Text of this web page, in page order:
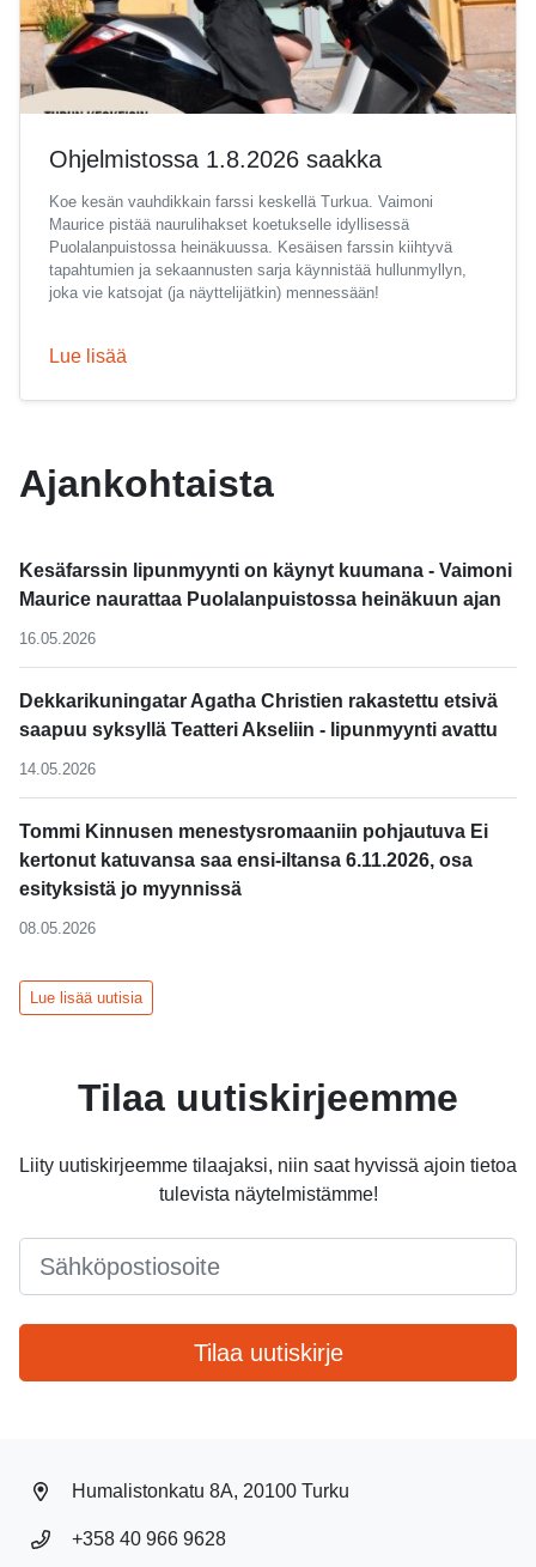
Ajankohtaista
Kesäfarssin lipunmyynti on käynyt kuumana - Vaimoni
Maurice naurattaa Puolalanpuistossa heinäkuun ajan
16.05.2026
Dekkarikuningatar Agatha Christien rakastettu etsivä
saapuu syksyllä Teatteri Akseliin - lipunmyynti avattu
14.05.2026
Tommi Kinnusen menestysromaaniin pohjautuva Ei
kertonut katuvansa saa ensi-iltansa 6.11.2026, osa
esityksistä jo myynnissä
08.05.2026
Lue lisää uutisia
Ohjelmistossa 1.8.2026 saakka
Koe kesän vauhdikkain farssi keskellä Turkua. Vaimoni
Maurice pistää naurulihakset koetukselle idyllisessä
Puolalanpuistossa heinäkuussa. Kesäisen farssin kiihtyvä
tapahtumien ja sekaannusten sarja käynnistää hullunmyllyn,
joka vie katsojat (ja näyttelijätkin) mennessään!
Lue lisää
Tilaa uutiskirjeemme
Liity uutiskirjeemme tilaajaksi, niin saat hyvissä ajoin tietoa
tulevista näytelmistämme!
Tilaa uutiskirje
Humalistonkatu 8A, 20100 Turku
+358 40 966 9628